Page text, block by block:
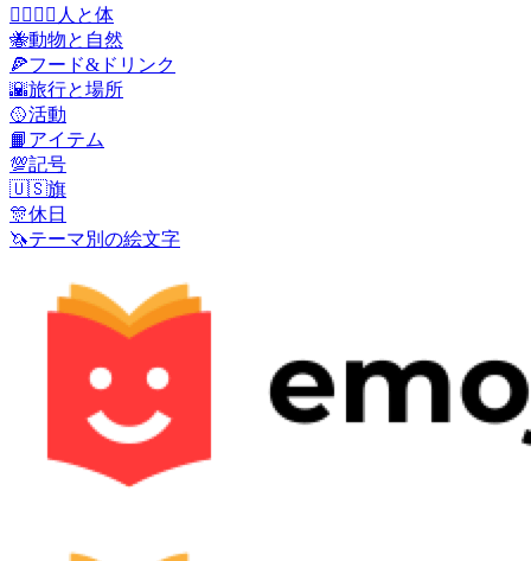
👩‍❤️‍💋‍👨 人と体
🐝動物と自然
🍕フード&ドリンク
🌇旅行と場所
🥎活動
📙 アイテム
💯記号
🇺🇸旗
🎊休日
🦄テーマ別の絵文字